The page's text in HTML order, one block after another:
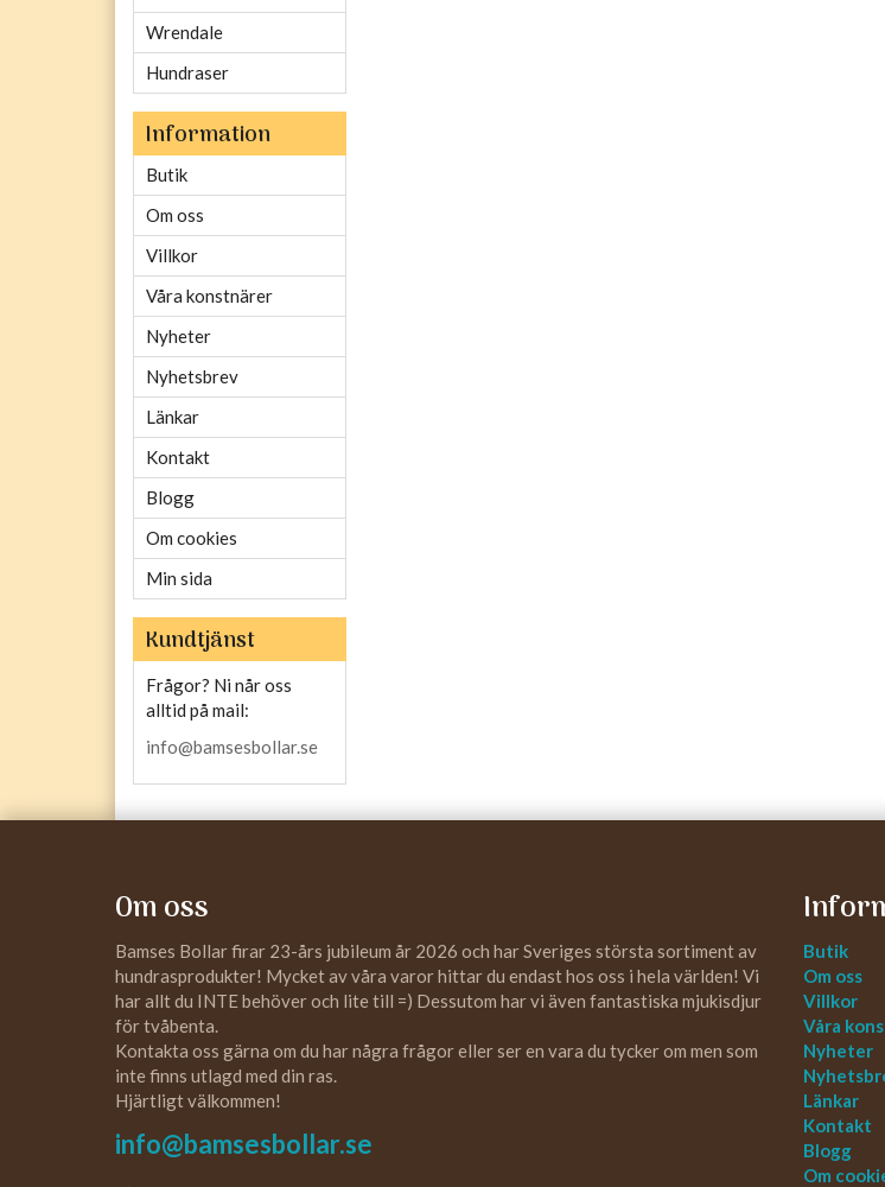
Wrendale
Hundraser
Information
Butik
Om oss
Villkor
Våra konstnärer
Nyheter
Nyhetsbrev
Länkar
Kontakt
Blogg
Om cookies
Min sida
Kundtjänst
Frågor? Ni når oss
alltid på mail:
info@bamsesbollar.se
Butik
Om oss
Villkor
Våra
Nyheter
Länkar
Kontakt
Blogg
Om
Om oss
Bamses Bollar firar 23-års jubileum år 2026 och har Sveriges största sortiment av
hundrasprodukter! Mycket av våra varor hittar du endast hos oss i hela världen! Vi
har allt du INTE behöver och lite till =) Dessutom har vi även fantastiska mjukisdjur
för tvåbenta.
Kontakta oss gärna om du har några frågor eller ser en vara du tycker om men som
inte finns utlagd med din ras.
Hjärtligt välkommen!
info@bamsesbollar.se